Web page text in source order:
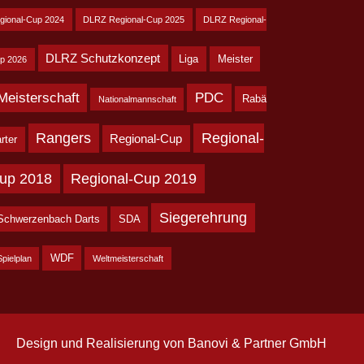
Cup 2024 DLRZ Regional-Cup 2025 DLRZ Regional-
2026 DLRZ Schutzkonzept Liga Meister
Nationalmannschaft PDC Rabä
Rangers Regional-Cup Regional-
2018 Regional-Cup 2019
Darts SDA Siegerehrung
WDF Weltmeisterschaft
Design und Realisierung von Banovi & Partner GmbH